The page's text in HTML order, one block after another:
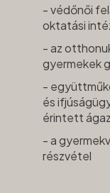
- védőnői
oktatási
- az
gyermekek
-
és
érintett
- a
részvétel